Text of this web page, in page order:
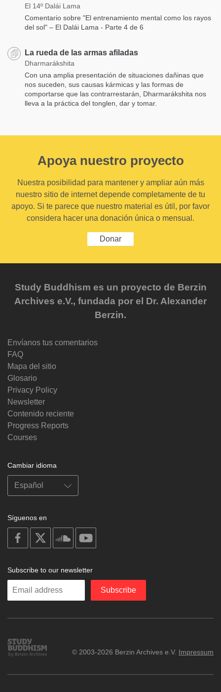
El 14º Dalái Lama
Comentario sobre "El entrenamiento mental como los rayos
del sol" – El Dalái Lama - Parte 4 de 6
La rueda de las armas afiladas
Dharmarákshita
Con una amplia presentación de situaciones dañinas que
nos suceden, sus causas kármicas y las formas de
comportarse que las contrarrestarán, Dharmarákshita nos
lleva a la práctica del tonglen, dar y tomar.
Apoya nuestro proyecto
Nuestra posibilidad para mantener y ampliar aún más
nuestro sitio de internet depende completamente de tu
apoyo. Si te parece que nuestro material es útil, por favor
considera hacer una donación única o mensual.
Donar
Study Buddhism es un proyecto de Berzin
Archives e.V., fundada por el Dr. Alexander
Berzin.
Envíanos tus comentarios
FAQ
Mapa del sitio
Glosario
Privacy Policy
Newsletter
Contenido reciente
Progress Reports
Courses
Cambiar idioma
Síguenos en
on
facebook
soundcloud
Subscribe to our newsletter
Enter
Subscribe
Study
Buddhism
© 2003-2026 Berzin Archives e.V. Impressum